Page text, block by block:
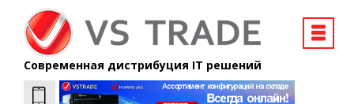
Современная дистрибуция IT решений